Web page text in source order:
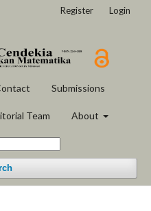
Submissions
Team About
Register Login